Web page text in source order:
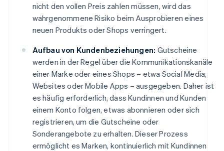
nicht den vollen Preis zahlen müssen, wird das
wahrgenommene Risiko beim Ausprobieren eines
neuen Produkts oder Shops verringert.
Aufbau von Kundenbeziehungen: Gutscheine
werden in der Regel über die Kommunikationskanäle
einer Marke oder eines Shops – etwa Social Media,
Websites oder Mobile Apps – ausgegeben. Daher ist
es häufig erforderlich, dass Kundinnen und Kunden
einem Konto folgen, etwas abonnieren oder sich
registrieren, um die Gutscheine oder
Sonderangebote zu erhalten. Dieser Prozess
ermöglicht es Marken, kontinuierlich mit Kundinnen